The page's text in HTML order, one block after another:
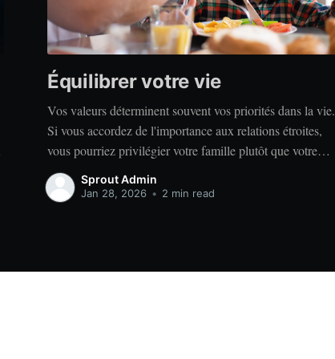
Équilibrer votre vie
Vos valeurs déterminent souvent vos priorités dans la vie.
Si vous accordez de l'importance aux relations étroites,
vous pourriez privilégier votre famille plutôt que votre
indépendance. Si vous accordez de l'importance à la
réussite, vous privilégierez peut-être le travail acharné
Sprout Admin
Jan 28, 2026 • 2 min read